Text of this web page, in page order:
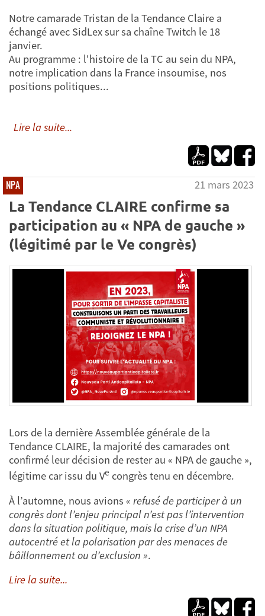
Notre camarade Tristan de la Tendance Claire a
échangé avec SidLex sur sa chaîne Twitch le 18
janvier.
Au programme : l'histoire de la TC au sein du NPA,
notre implication dans la France insoumise, nos
positions politiques...
Lire la suite...
NPA 21 mars 2023
La Tendance CLAIRE confirme sa
participation au « NPA de gauche »
(légitimé par le Ve congrès)
Lors de la dernière Assemblée générale de la
Tendance CLAIRE, la majorité des camarades ont
confirmé leur décision de rester au « NPA de gauche »,
légitime car issu du Ve congrès tenu en décembre.
À l’automne, nous avions « refusé de participer à un
congrès dont l’enjeu principal n’est pas l’intervention
dans la situation politique, mais la crise d’un NPA
autocentré et la polarisation par des menaces de
bâillonnement ou d’exclusion ».
Lire la suite...